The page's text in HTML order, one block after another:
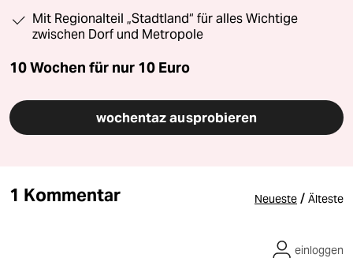
Mit Regionalteil „Stadtland“ für alles Wichtige
zwischen Dorf und Metropole
10 Wochen für nur 10 Euro
wochentaz ausprobieren
1 Kommentar Neueste / Älteste
einloggen